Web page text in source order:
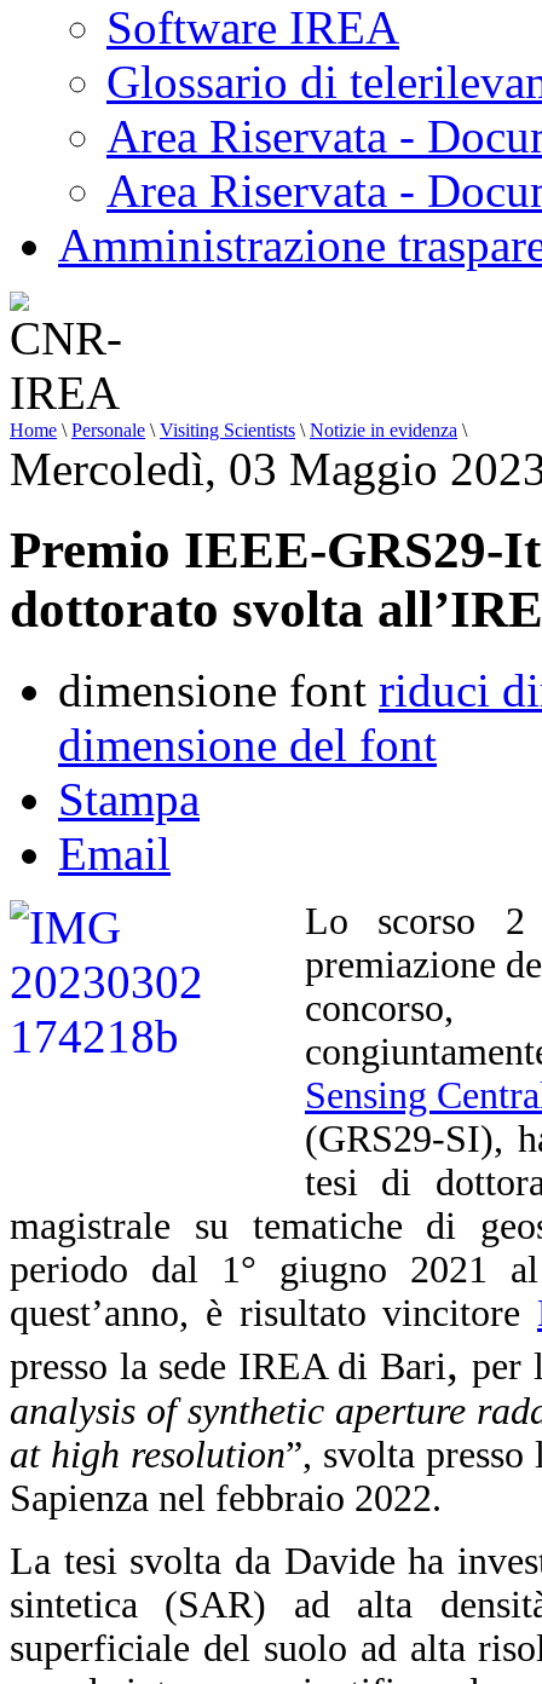
Software IREA
Glossario di
Area Riservata -
Area Riservata -
Amministrazione
Home \ Personale \ Visiting Scientists \ Notizie in evidenza \
Mercoledì, 03 Maggio
Premio IEEE-GRS29-
dottorato svolta
dimensione font riduci
dimensione del font
Stampa
Email
Lo scorso
premiazione
concorso,
Sensing
(GRS29-SI),
tesi di
magistrale su tematiche di
periodo dal 1° giugno 2021
quest’anno, è risultato vincitore
presso la sede IREA di Bari,per
analysis of synthetic aperture
at high resolution”, svolta presso
Sapienza nel febbraio 2022.
La tesi svolta da Davide ha
sintetica (SAR) ad alta
superficiale del suolo ad alta